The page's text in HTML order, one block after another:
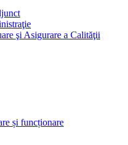
şi Asigurare a Calităţii
și funcționare